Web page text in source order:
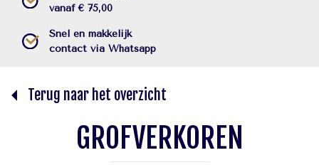
vanaf € 75,00
Snel en makkelijk
contact via Whatsapp
Terug naar het overzicht
GROFVERKOREN